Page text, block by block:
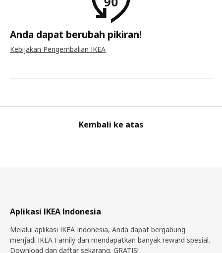
Anda dapat berubah pikiran!
Kebijakan Pengembalian IKEA
Kembali ke atas
Aplikasi IKEA Indonesia
Melalui aplikasi IKEA Indonesia, Anda dapat bergabung
menjadi IKEA Family dan mendapatkan banyak reward spesial.
Download dan daftar sekarang. GRATIS!